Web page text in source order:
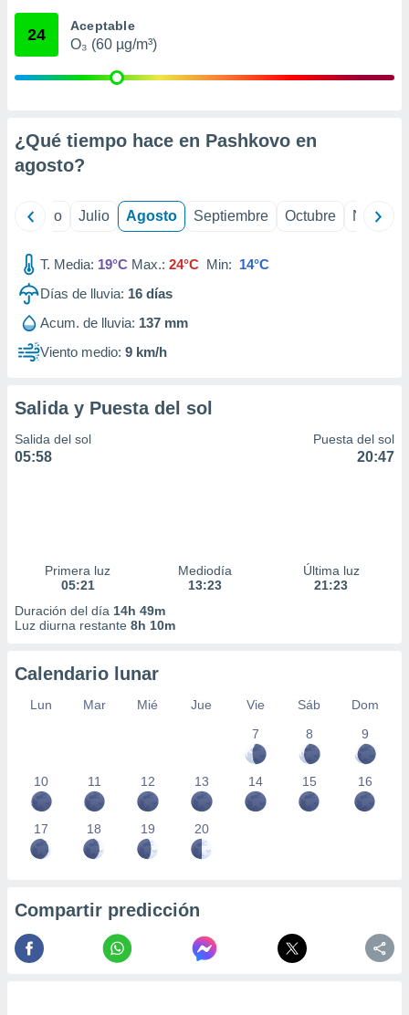
e
publicidad
1199
24 Aceptable
O₃ (60 µg/m³)
¿Qué tiempo hace en Pashkovo en
agosto?
Junio Julio Agosto Septiembre Octubre
T. Media: 19°C Max.: 24°C Min: 14°C
Días de lluvia: 16 días
Acum. de lluvia: 137 mm
Viento medio: 9 km/h
Salida y Puesta del sol
Salida del sol
05:58
Puesta del sol
20:47
Primera luz
05:21
Mediodía
13:23
Última luz
21:23
Duración del día 14h 49m
Luz diurna restante 8h 10m
Calendario lunar
Lun Mar Mié Jue Vie Sáb
Dom
7
8 9
10 11 12 13 14 15 16
17 18 19 20
Compartir predicción